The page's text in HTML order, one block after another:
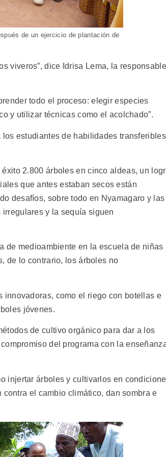
de un ejercicio de plantación de
viveros”, dice Idrisa Lema, la responsable
todo el proceso: elegir especies
y utilizar técnicas como el acolchado”.
estudiantes de habilidades transferibles
2.800 árboles en cinco aldeas, un
que antes estaban secos están
desafíos, sobre todo en Nyamagaro y las
y la sequía siguen
de medioambiente en la escuela de niñas
de lo contrario, los árboles no
innovadoras, como el riego con botellas e
jóvenes.
de cultivo orgánico para dar a los
del programa con la
injertar árboles y cultivarlos en
contra el cambio climático, dan sombra e